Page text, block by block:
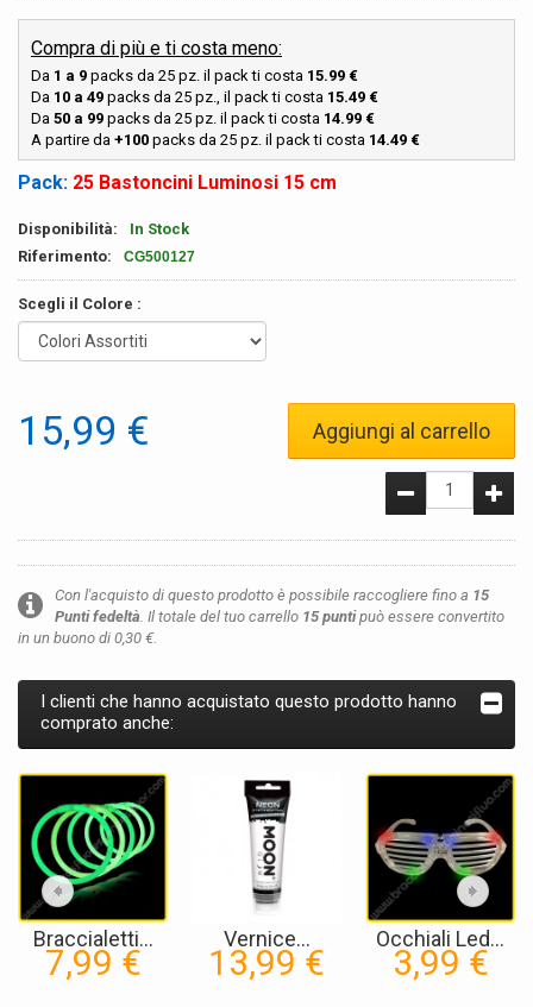
Compra di più e ti costa meno:
Da 1 a 9 packs da 25 pz. il pack ti costa 15.99 €
Da 10 a 49 packs da 25 pz., il pack ti costa 15.49 €
Da 50 a 99 packs da 25 pz. il pack ti costa 14.99 €
A partire da +100 packs da 25 pz. il pack ti costa 14.49 €
Pack: 25 Bastoncini Luminosi 15 cm
Disponibilità:
In Stock
Riferimento:
CG500127
Scegli il Colore :
15,99 € Aggiungi al carrello
Con l'acquisto di questo prodotto è possibile raccogliere fino a 15
Punti fedeltà. Il totale del tuo carrello 15puntipuò essere convertito
in un buono di 0,30 €.
I clienti che hanno acquistato questo prodotto hanno
comprato anche:
Braccialetti...
7,99 €
Vernice...
13,99 €
Occhiali Led...
3,99 €